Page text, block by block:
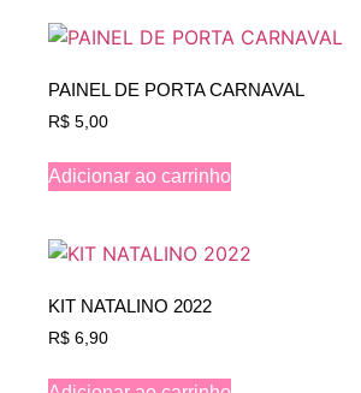
PAINEL DE PORTA CARNAVAL
R$ 5,00
Adicionar ao carrinho
KIT NATALINO 2022
R$ 6,90